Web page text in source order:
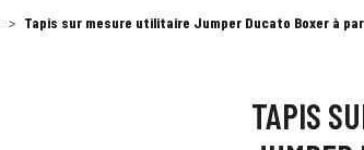
Tapis sur mesure utilitaire Jumper Ducato Boxer à
TAPIS